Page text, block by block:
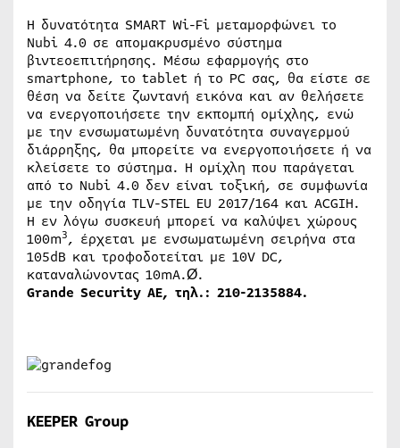
Η δυνατότητα SMART Wi-Fi μεταμορφώνει το
Nubi 4.0 σε απομακρυσμένο σύστημα
βιντεοεπιτήρησης. Μέσω εφαρμογής στο
smartphone, το tablet ή το PC σας, θα είστε σε
θέση να δείτε ζωντανή εικόνα και αν θελήσετε
να ενεργοποιήσετε την εκπομπή ομίχλης, ενώ
με την ενσωματωμένη δυνατότητα συναγερμού
διάρρηξης, θα μπορείτε να ενεργοποιήσετε ή να
κλείσετε το σύστημα. Η ομίχλη που παράγεται
από το Nubi 4.0 δεν είναι τοξική, σε συμφωνία
με την οδηγία TLV-STEL EU 2017/164 και ACGIH.
Η εν λόγω συσκευή μπορεί να καλύψει χώρους
100m3, έρχεται με ενσωματωμένη σειρήνα στα
105dB και τροφοδοτείται με 10V DC,
καταναλώνοντας 10mA.Ø.
Grande Security ΑΕ, τηλ.: 210-2135884.
KEEPER Group